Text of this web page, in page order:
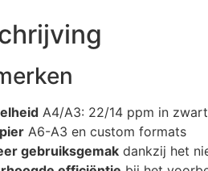
A4/A3: 22/14 ppm in
A6-A3 en custom formats
gebruiksgemak dankzij het